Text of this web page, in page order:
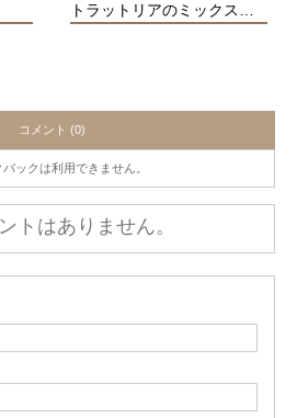
トラットリアのミックス…
コメント (0)
バックは利用できません。
トはありません。